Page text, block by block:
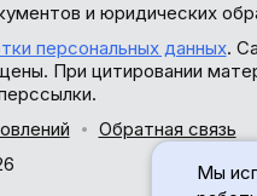
и юридических
персональных данных.
При цитировании
Обратная связь
Мы